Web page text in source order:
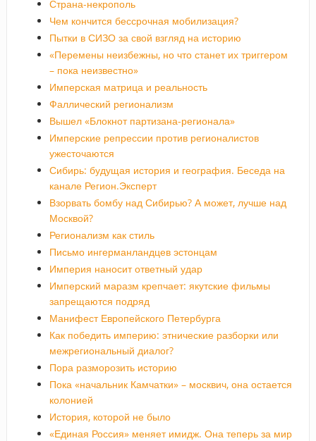
Страна-некрополь
Чем кончится бессрочная мобилизация?
Пытки в СИЗО за свой взгляд на историю
«Перемены неизбежны, но что станет их триггером
– пока неизвестно»
Имперская матрица и реальность
Фаллический регионализм
Вышел «Блокнот партизана-регионала»
Имперские репрессии против регионалистов
ужесточаются
Сибирь: будущая история и география. Беседа на
канале Регион.Эксперт
Взорвать бомбу над Сибирью? А может, лучше над
Москвой?
Регионализм как стиль
Письмо ингерманландцев эстонцам
Империя наносит ответный удар
Имперский маразм крепчает: якутские фильмы
запрещаются подряд
Манифест Европейского Петербурга
Как победить империю: этнические разборки или
межрегиональный диалог?
Пора разморозить историю
Пока «начальник Камчатки» – москвич, она остается
колонией
История, которой не было
«Единая Россия» меняет имидж. Она теперь за мир